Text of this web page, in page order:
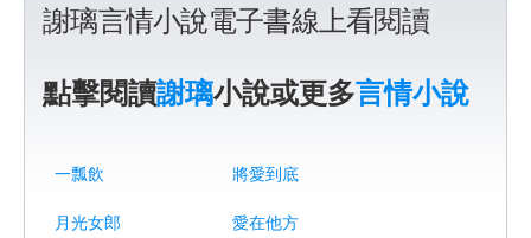
謝璃言情小說電子書線上看閱讀
點擊閱讀謝璃小說或更多言情小說
一瓢飲 將愛到底
月光女郎 愛在他方